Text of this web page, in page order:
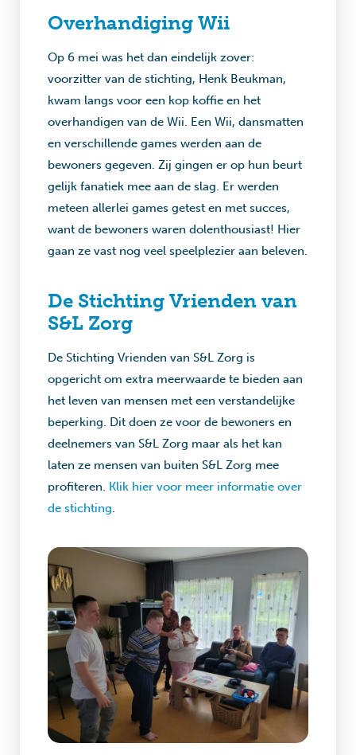
Overhandiging Wii
Op 6 mei was het dan eindelijk zover:
voorzitter van de stichting, Henk Beukman,
kwam langs voor een kop koffie en het
overhandigen van de Wii. Een Wii, dansmatten
en verschillende games werden aan de
bewoners gegeven. Zij gingen er op hun beurt
gelijk fanatiek mee aan de slag. Er werden
meteen allerlei games getest en met succes,
want de bewoners waren dolenthousiast! Hier
gaan ze vast nog veel speelplezier aan beleven.
De Stichting Vrienden van
S&L Zorg
De Stichting Vrienden van S&L Zorg is
opgericht om extra meerwaarde te bieden aan
het leven van mensen met een verstandelijke
beperking. Dit doen ze voor de bewoners en
deelnemers van S&L Zorg maar als het kan
laten ze mensen van buiten S&L Zorg mee
profiteren. Klik hier voor meer informatie over
de stichting.